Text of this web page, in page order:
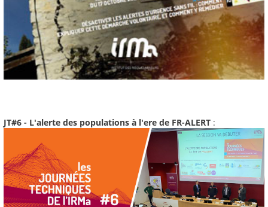
JT#6 - L'alerte des populations à l'ere de FR-ALERT :